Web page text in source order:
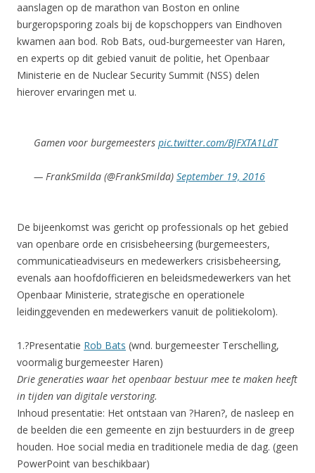
aanslagen op de marathon van Boston en online
burgeropsporing zoals bij de kopschoppers van Eindhoven
kwamen aan bod. Rob Bats, oud-burgemeester van Haren,
en experts op dit gebied vanuit de politie, het Openbaar
Ministerie en de Nuclear Security Summit (NSS) delen
hierover ervaringen met u.
Gamen voor burgemeesters pic.twitter.com/BJFXTA1LdT
— FrankSmilda (@FrankSmilda) September 19, 2016
De bijeenkomst was gericht op professionals op het gebied
van openbare orde en crisisbeheersing (burgemeesters,
communicatieadviseurs en medewerkers crisisbeheersing,
evenals aan hoofdofficieren en beleidsmedewerkers van het
Openbaar Ministerie, strategische en operationele
leidinggevenden en medewerkers vanuit de politiekolom).
1.?Presentatie Rob Bats (wnd. burgemeester Terschelling,
voormalig burgemeester Haren)
Drie generaties waar het openbaar bestuur mee te maken heeft
in tijden van digitale verstoring.
Inhoud presentatie: Het ontstaan van ?Haren?, de nasleep en
de beelden die een gemeente en zijn bestuurders in de greep
houden. Hoe social media en traditionele media de dag. (geen
PowerPoint van beschikbaar)